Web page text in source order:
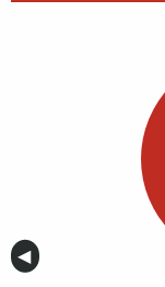
Anterior
◀︎